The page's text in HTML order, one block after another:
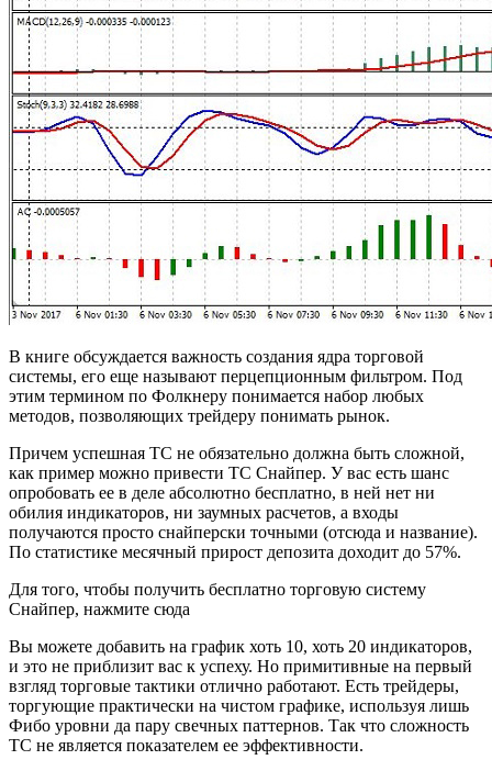
В книге обсуждается важность создания ядра торговой
системы, его еще называют перцепционным фильтром. Под
этим термином по Фолкнеру понимается набор любых
методов, позволяющих трейдеру понимать рынок.
Причем успешная ТС не обязательно должна быть сложной,
как пример можно привести ТС Снайпер. У вас есть шанс
опробовать ее в деле абсолютно бесплатно, в ней нет ни
обилия индикаторов, ни заумных расчетов, а входы
получаются просто снайперски точными (отсюда и название).
По статистике месячный прирост депозита доходит до 57%.
Для того, чтобы получить бесплатно торговую систему
Снайпер, нажмите сюда
Вы можете добавить на график хоть 10, хоть 20 индикаторов,
и это не приблизит вас к успеху. Но примитивные на первый
взгляд торговые тактики отлично работают. Есть трейдеры,
торгующие практически на чистом графике, используя лишь
Фибо уровни да пару свечных паттернов. Так что сложность
ТС не является показателем ее эффективности.